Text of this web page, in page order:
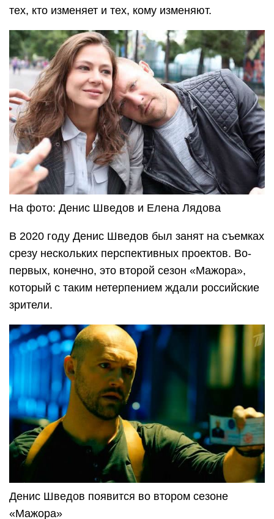
тех, кто изменяет и тех, кому изменяют.
На фото: Денис Шведов и Елена Лядова
В 2020 году Денис Шведов был занят на съемках
срезу нескольких перспективных проектов. Во-
первых, конечно, это второй сезон «Мажора»,
который с таким нетерпением ждали российские
зрители.
Денис Шведов появится во втором сезоне
«Мажора»